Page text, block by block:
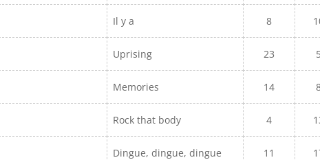
Il y a 8
Uprising 23
Memories 14
Rock that body 4
Dingue, dingue, dingue 11